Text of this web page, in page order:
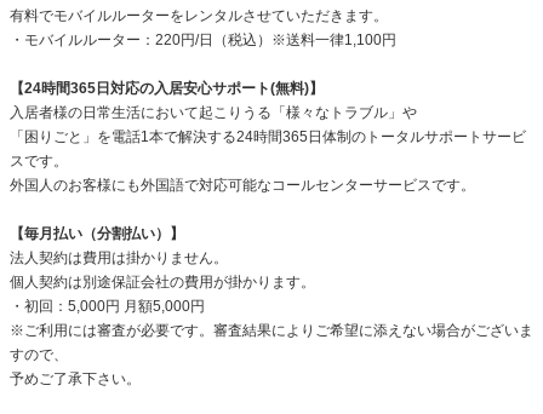
有料でモバイルルーターをレンタルさせていただきます。
・モバイルルーター：220円/日（税込）※送料一律1,100円
【24時間365日対応の入居安心サポート(無料)】
入居者様の日常生活において起こりうる「様々なトラブル」や
「困りごと」を電話1本で解決する24時間365日体制のトータルサポートサービ
スです。
外国人のお客様にも外国語で対応可能なコールセンターサービスです。
【毎月払い（分割払い）】
法人契約は費用は掛かりません。
個人契約は別途保証会社の費用が掛かります。
・初回：5,000円 月額5,000円
※ご利用には審査が必要です。審査結果によりご希望に添えない場合がございま
すので、
予めご了承下さい。